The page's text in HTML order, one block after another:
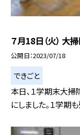
７月18日（火） 大
公開日 2023/07/18
できごと
本日、１学期末大
にしました。１学期